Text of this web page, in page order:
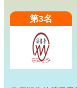
第3名